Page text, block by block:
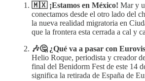
🇲🇽 ¡Estamos en México! Mar y
conectamos desde el otro lado del
la nueva realidad migratoria en
que la frontera esta cerrada a cal y
🎶🤔 ¿Qué va a pasar con
Helio Roque, periodista y creador
final del Benidorm Fest de este 14
significa la retirada de España de